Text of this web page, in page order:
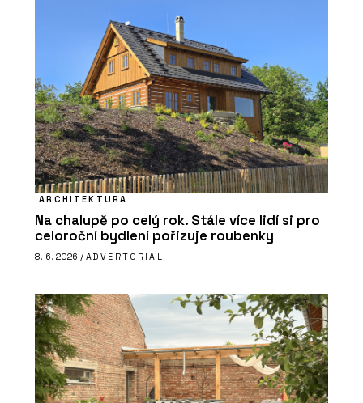
ARCHITEKTURA
Na chalupě po celý rok. Stále více lidí si pro
celoroční bydlení pořizuje roubenky
8. 6. 2026 / ADVERTORIAL